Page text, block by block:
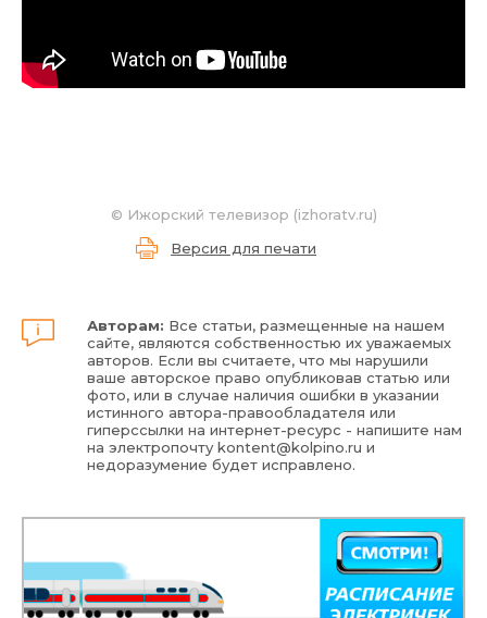
© Ижорский телевизор (izhoratv.ru)
Версия для печати
Авторам: Все статьи, размещенные на нашем
сайте, являются собственностью их уважаемых
авторов. Если вы считаете, что мы нарушили
ваше авторское право опубликовав статью или
фото, или в случае наличия ошибки в указании
истинного автора-правообладателя или
гиперссылки на интернет-ресурс - напишите нам
на электропочтуkontent@kolpino.ru и
недоразумение будет исправлено.